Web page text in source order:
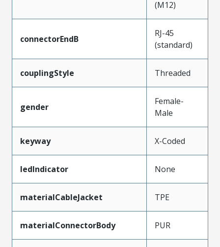
(M12)
connectorEndB
RJ-45
(standard)
couplingStyle Threaded
gender
Female-
Male
keyway X-Coded
ledIndicator None
materialCableJacket TPE
materialConnectorBody PUR